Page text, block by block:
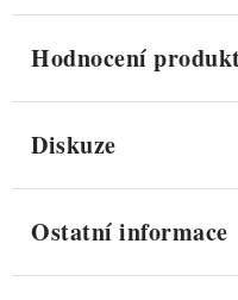
Hodnocení
Diskuze
Ostatní informace